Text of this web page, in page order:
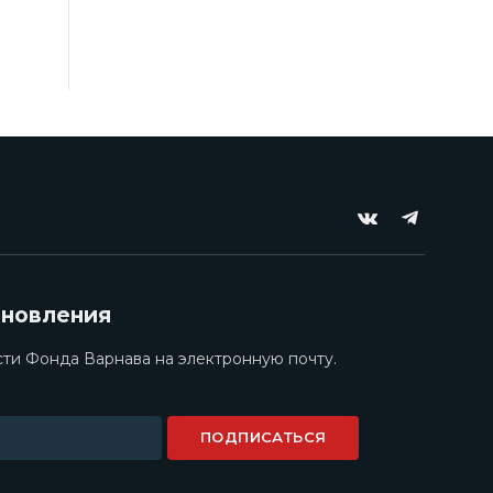
VKontakteTelegram
Фонда Варнава на электронную почту.
ПОДПИСАТЬСЯ